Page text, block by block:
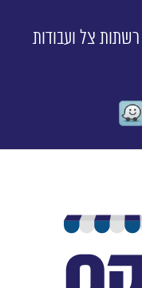
רשתות צל ועבודות